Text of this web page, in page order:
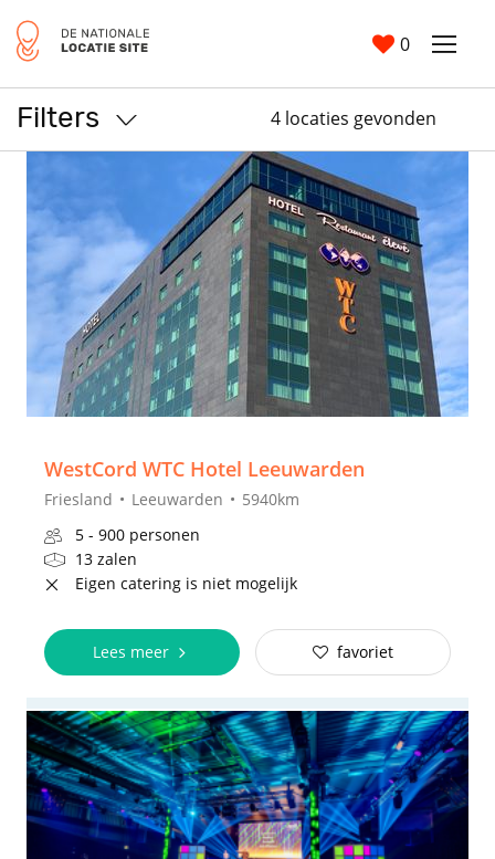
0
Filters> 4 locaties gevonden
WestCord WTC Hotel Leeuwarden
Friesland Leeuwarden
5940km
5 - 900 personen
13 zalen
Eigen catering is niet mogelijk
Lees meer favoriet